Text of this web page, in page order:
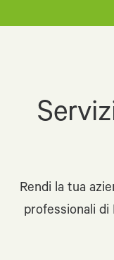
Rendi la tua
professionali di